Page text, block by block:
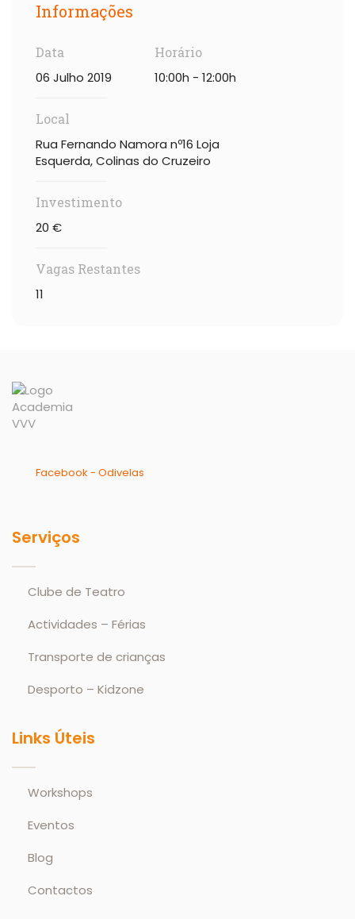
Informações
Data
06 Julho 2019
Horário
10:00h - 12:00h
Local
Rua Fernando Namora nº16 Loja
Esquerda, Colinas do Cruzeiro
Investimento
20 €
Vagas Restantes
11
Facebook - Odivelas
Serviços
Clube de Teatro
Actividades – Férias
Transporte de crianças
Desporto – Kidzone
Links Úteis
Workshops
Eventos
Blog
Contactos